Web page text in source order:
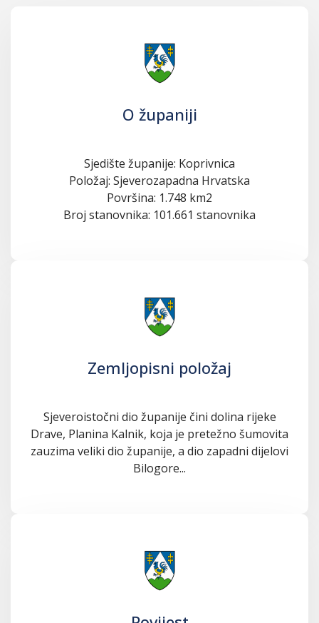
O županiji
Sjedište županije: Koprivnica
Položaj: Sjeverozapadna Hrvatska
Površina: 1.748 km2
Broj stanovnika: 101.661 stanovnika
Zemljopisni položaj
Sjeveroistočni dio županije čini dolina rijeke
Drave, Planina Kalnik, koja je pretežno šumovita
zauzima veliki dio županije, a dio zapadni dijelovi
Bilogore...